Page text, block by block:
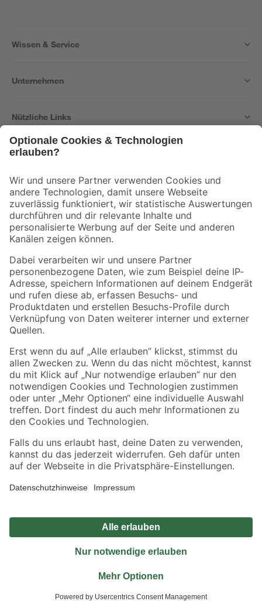
Wissen & Service
Unternehmen
Nützliche Links
Der toom Newsletter: Keine Angebote und Aktionen mehr verpassen!
Zur Newsletter Anmeldung
Folge uns
Zahlungsarten Versandarten
Sicher einkaufen
Jetzt die toom-App herunterladen
Alle Preisangaben in EUR inkl. gesetzl. MwSt.. Die dargestellten Angebote sind unter
Umständen nicht in allen Märkten verfügbar. Die angegebenen Verfügbarkeiten beziehen
Produkte nur solange der Vorrat reicht.
*Paketversand ab 59 € versandkostenfrei, gilt nicht für Artikel mit Speditionsversand, hier
Privatsphäre Impressum
Nutzungsbedingungen
Widerrufsrecht
Vertrag widerrufen
© 2026 toom Baumarkt GmbH